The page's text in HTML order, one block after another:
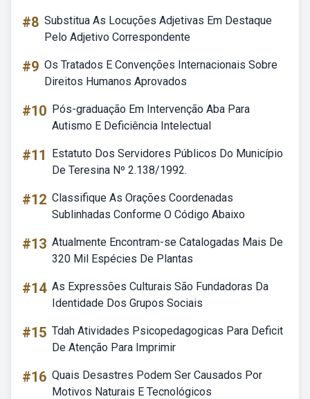
#8 Substitua As Locuções Adjetivas Em Destaque
Pelo Adjetivo Correspondente
#9 Os Tratados E Convenções Internacionais Sobre
Direitos Humanos Aprovados
#10 Pós-graduação Em Intervenção Aba Para
Autismo E Deficiência Intelectual
#11
Estatuto Dos Servidores Públicos Do Município
De Teresina Nº 2.138/1992.
#12 Classifique As Orações Coordenadas
Sublinhadas Conforme O Código Abaixo
#13 Atualmente Encontram-se Catalogadas Mais De
320 Mil Espécies De Plantas
#14 As Expressões Culturais São Fundadoras Da
Identidade Dos Grupos Sociais
#15 Tdah Atividades Psicopedagogicas Para Deficit
De Atenção Para Imprimir
#16 Quais Desastres Podem Ser Causados Por
Motivos Naturais E Tecnológicos